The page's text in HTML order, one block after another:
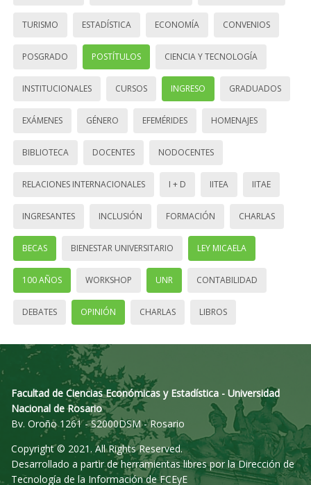
TURISMO ESTADÍSTICA ECONOMÍA CONVENIOS
POSGRADO POSTÍTULOS CIENCIA Y TECNOLOGÍA
INSTITUCIONALES CURSOS INGRESO GRADUADOS
EXÁMENES GÉNERO EFEMÉRIDES HOMENAJES
BIBLIOTECA DOCENTES NODOCENTES
RELACIONES INTERNACIONALES I + D IITEA IITAE
INGRESANTES INCLUSIÓN FORMACIÓN CHARLAS
BECAS BIENESTAR UNIVERSITARIO LEY MICAELA
100 AÑOS WORKSHOP UNR CONTABILIDAD
DEBATES OPINIÓN CHARLAS LIBROS
Facultad de Ciencias Económicas y Estadística - Universidad
Nacional de Rosario
Bv. Oroño 1261 - S2000DSM - Rosario
Copyright © 2021. All Rights Reserved.
Desarrollado a partir de herramientas libres por la Dirección de
Tecnología de la Información de FCEyE